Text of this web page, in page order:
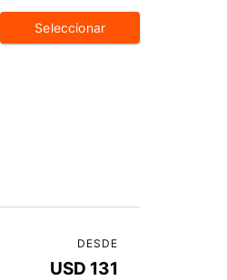
Seleccionar
DESDE
USD 131